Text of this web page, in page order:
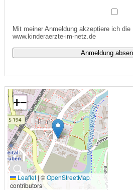
Mit meiner Anmeldung akzeptiere ich die
www.kinderaerzte-im-netz.de
🔍
+−
Leaflet | ©OpenStreetMap
contributors